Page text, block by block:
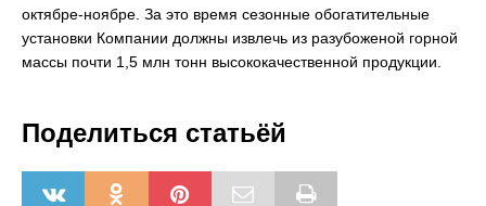
октябре-ноябре. За это время сезонные обогатительные
установки Компании должны извлечь из разубоженой горной
массы почти 1,5 млн тонн высококачественной продукции.
Поделиться статьёй